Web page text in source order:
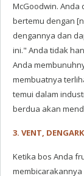
McGoodwin. Anda
bertemu dengan
dengannya dan
ini." Anda tidak
Anda
membuatnya
temui dalam
berdua akan
3. VENT,
Ketika bos Anda